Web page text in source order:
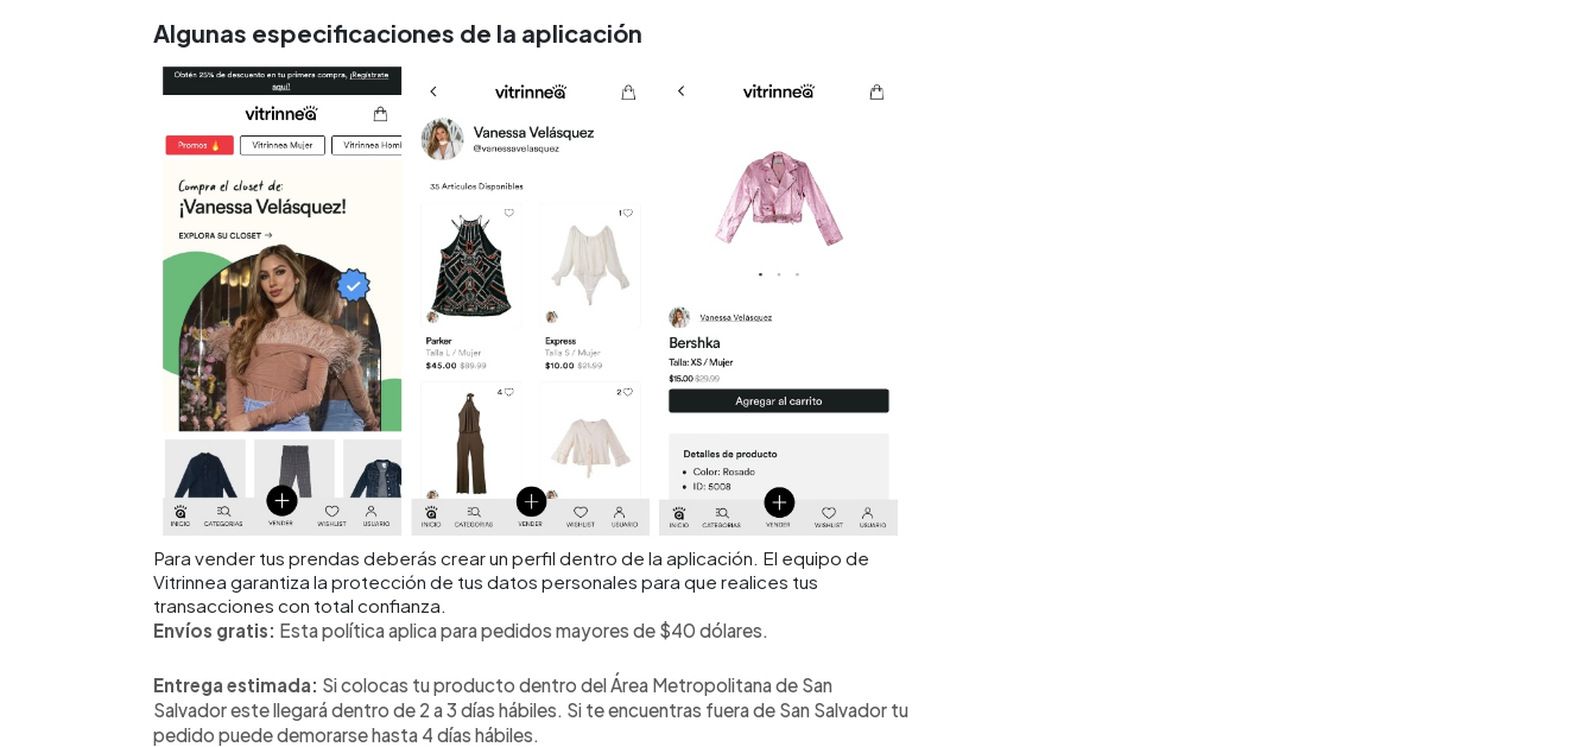
Algunas especificaciones de la aplicación
Para vender tus prendas deberás crear un perfil dentro de la aplicación. El equipo de
Vitrinnea garantiza la protección de tus datos personales para que realices tus
transacciones con total confianza.
Envíos gratis: Esta política aplica para pedidos mayores de $40 dólares.
Entrega estimada: Si colocas tu producto dentro del Área Metropolitana de San
Salvador este llegará dentro de 2 a 3 días hábiles. Si te encuentras fuera de San Salvador tu
pedido puede demorarse hasta 4 días hábiles.